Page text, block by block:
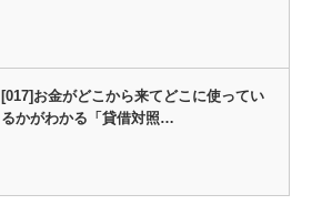
[017]お金がどこから来てどこに使ってい
るかがわかる「貸借対照…